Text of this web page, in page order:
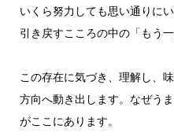
いくら努力しても思い通りに
引き戻すこころの中の「もう
この存在に気づき、理解し、
方向へ動き出します。なぜう
がここにあります。